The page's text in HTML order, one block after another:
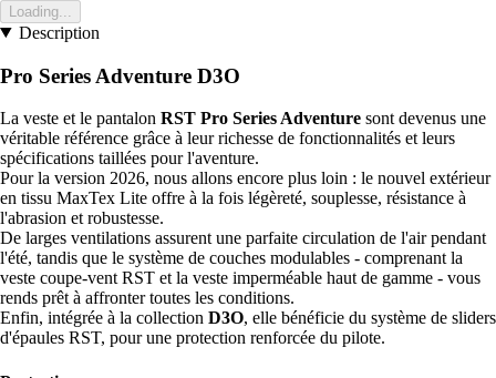
Loading...
Description
Pro Series Adventure D3O
La veste et le pantalon RST Pro Series Adventure sont devenus une
véritable référence grâce à leur richesse de fonctionnalités et leurs
spécifications taillées pour l'aventure.
Pour la version 2026, nous allons encore plus loin : le nouvel extérieur
en tissu MaxTex Lite offre à la fois légèreté, souplesse, résistance à
l'abrasion et robustesse.
De larges ventilations assurent une parfaite circulation de l'air pendant
l'été, tandis que le système de couches modulables - comprenant la
veste coupe-vent RST et la veste imperméable haut de gamme - vous
rends prêt à affronter toutes les conditions.
Enfin, intégrée à la collection D3O, elle bénéficie du système de sliders
d'épaules RST, pour une protection renforcée du pilote.